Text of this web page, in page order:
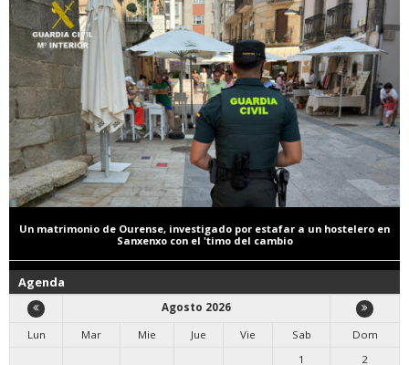
Un matrimonio de Ourense, investigado por estafar a un hostelero en
Sanxenxo con el 'timo del cambio
Agenda
Agosto 2026
Lun
Mar Mie Jue Vie Sab
Dom
1
2